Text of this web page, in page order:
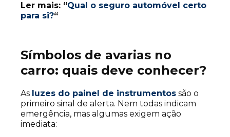
Ler mais: “Qual o seguro automóvel certo
para si?“
Símbolos de avarias no
carro: quais deve conhecer?
As luzes do painel de instrumentos são o
primeiro sinal de alerta. Nem todas indicam
emergência, mas algumas exigem ação
imediata: